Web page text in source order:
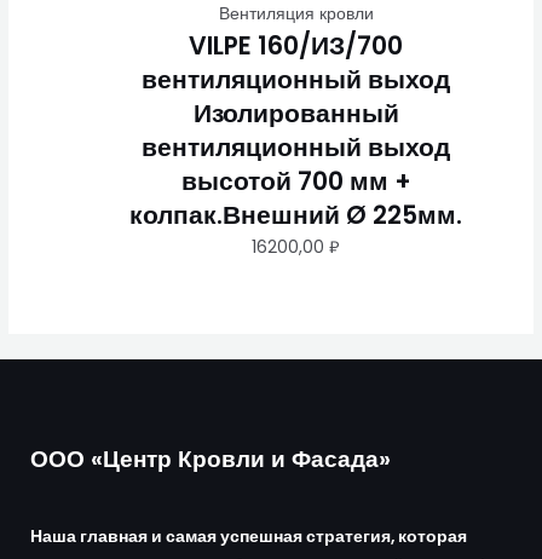
Вентиляция кровли
VILPE 160/ИЗ/700
вентиляционный выход
Изолированный
вентиляционный выход
высотой 700 мм +
колпак.Внешний Ø 225мм.
16200,00₽
ООО «Центр Кровли и Фасада»
Наша главная и самая успешная стратегия, которая